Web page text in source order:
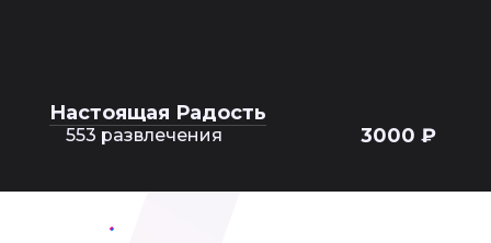
Настоящая Радость
553 развлечения 3000 ₽